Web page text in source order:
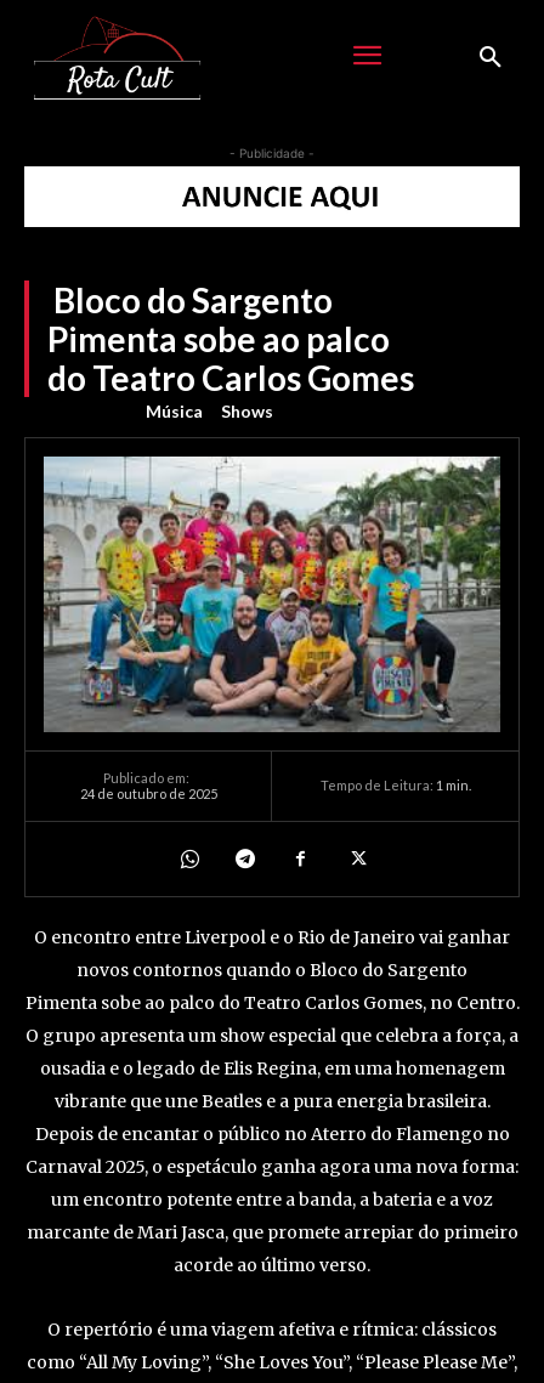
- Publicidade -
Bloco do Sargento
Pimenta sobe ao palco
do Teatro Carlos Gomes
Música Shows
Publicado em:
24 de outubro de 2025
Tempo de Leitura: 1 min.
O encontro entre Liverpool e o Rio de Janeiro vai ganhar
novos contornos quando o Bloco do Sargento
Pimenta sobe ao palco do Teatro Carlos Gomes, no Centro.
O grupo apresenta um show especial que celebra a força, a
ousadia e o legado de Elis Regina, em uma homenagem
vibrante que une Beatles e a pura energia brasileira.
Depois de encantar o público no Aterro do Flamengo no
Carnaval 2025, o espetáculo ganha agora uma nova forma:
um encontro potente entre a banda, a bateria e a voz
marcante de Mari Jasca, que promete arrepiar do primeiro
acorde ao último verso.
O repertório é uma viagem afetiva e rítmica: clássicos
como “All My Loving”, “She Loves You”, “Please Please Me”,